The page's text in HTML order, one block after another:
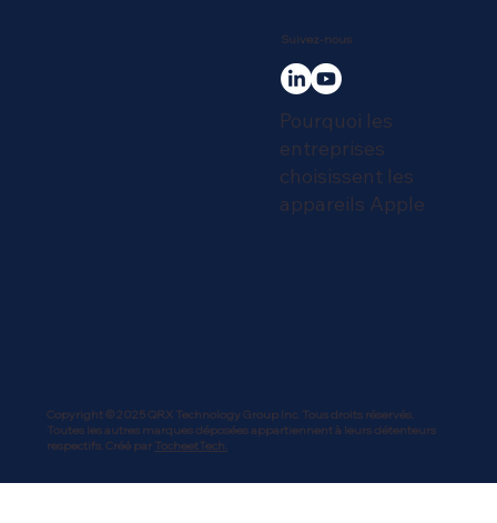
Suivez-nous
Pourquoi les
entreprises
choisissent les
appareils Apple
Copyright © 2025 QRX Technology Group Inc. Tous droits réservés.
Toutes les autres marques déposées appartiennent à leurs détenteurs
respectifs. Créé par TocheetTech.